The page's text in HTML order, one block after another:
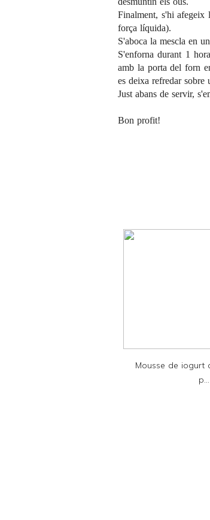
Finalment, s'hi afegeix
força líquida).
S'aboca la mescla en
S'enforna durant 1
amb la porta del forn
es deixa refredar sobre
Just abans de servir,
Bon profit!
Mousse de iogurt
p...